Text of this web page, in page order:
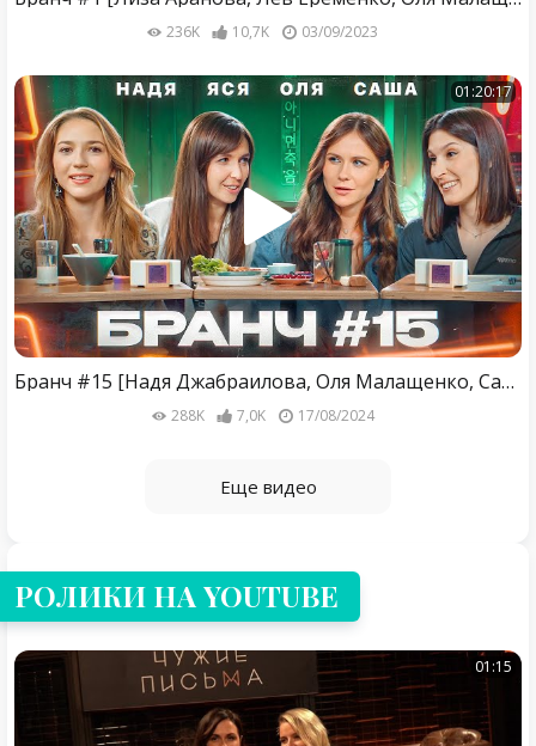
236K 10,7K 03/09/2023
01:20:17
Бранч #15 [Надя Джабраилова, Оля Малащенко, Саша Сулим]
288K 7,0K 17/08/2024
Еще видео
РОЛИКИ НА YOUTUBE
01:15